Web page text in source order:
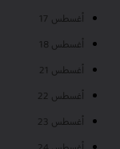
أغسطس 17
أغسطس 18
أغسطس 21
أغسطس 22
أغسطس 23